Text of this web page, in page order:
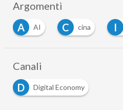
Argomenti
A
AI C cina I
Canali
D
Digital Economy